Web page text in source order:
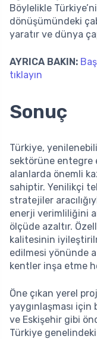
Böylelikle
dönüşümündeki
yaratır ve dünya
AYRICA BAKIN:
tıklayın
Sonuç
Türkiye,
sektörüne entegre
alanlarda önemli
sahiptir. Yenilikçi
stratejiler
enerji verimliliğini
ölçüde azaltır.
kalitesinin
edilmesi yönünde
kentler inşa etme
Öne çıkan yerel
yaygınlaşması
ve Eskişehir gibi
Türkiye